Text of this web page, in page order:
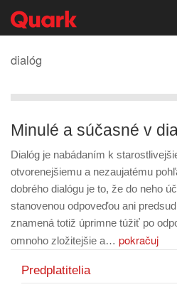
dialóg
Minulé a súčasné v
Dialóg je nabádaním k
otvorenejšiemu a nezaujatému
dobrého dialógu je to, že do neho
stanovenou odpoveďou ani
znamená totiž úprimne túžiť po
omnoho zložitejšie a… pokračuj
Predplatitelia